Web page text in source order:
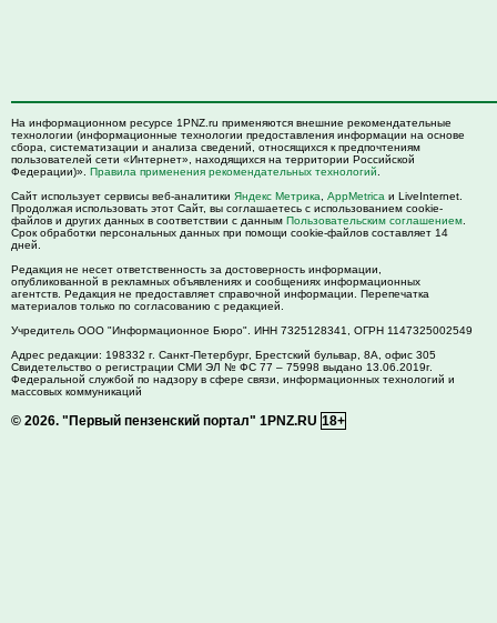
На информационном ресурсе 1PNZ.ru применяются внешние рекомендательные
технологии (информационные технологии предоставления информации на основе
сбора, систематизации и анализа сведений, относящихся к предпочтениям
пользователей сети «Интернет», находящихся на территории Российской
Федерации)». Правила применения рекомендательных технологий
Сайт использует сервисы веб-аналитики Яндекс Метрика AppMetrica и LiveInternet.
Продолжая использовать этот Сайт, вы соглашаетесь с использованием cookie-
файлов и других данных в соответствии с данным Пользовательским соглашением
Срок обработки персональных данных при помощи cookie-файлов составляет 14
дней.
Редакция не несет ответственность за достоверность информации,
опубликованной в рекламных объявлениях и сообщениях информационных
агентств. Редакция не предоставляет справочной информации. Перепечатка
материалов только по согласованию с редакцией.
Учредитель ООО "Информационное Бюро". ИНН 7325128341, ОГРН 1147325002549
Адрес редакции: 198332 г. Санкт-Петербург, Брестский бульвар, 8А, офис 305
Свидетельство о регистрации СМИ ЭЛ № ФС 77 – 75998 выдано 13.06.2019г.
Федеральной службой по надзору в сфере связи, информационных технологий и
массовых коммуникаций
© 2026. "Первый пензенский портал" 1PNZ.RU 18+